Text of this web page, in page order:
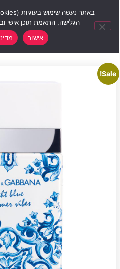
Sale!
הגלישה, התאמת תוכן אישי
אישור